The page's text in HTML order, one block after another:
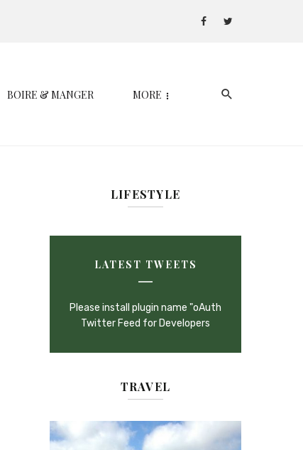
BOIRE & MANGER MORE
LIFESTYLE
LATEST TWEETS
Please install plugin name "oAuth
Twitter Feed for Developers
TRAVEL